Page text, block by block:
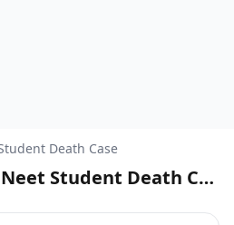
Death Case
Articles on Patna Neet Student Death Case